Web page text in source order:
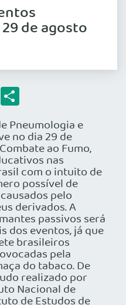
de agosto
Print
Pneumologia e
no dia 29 de
ao Fumo,
nas
com o intuito de
possível de
pelo
derivados. A
passivos será
dos eventos, já que
brasileiros
pela
do tabaco. De
realizado por
Nacional de